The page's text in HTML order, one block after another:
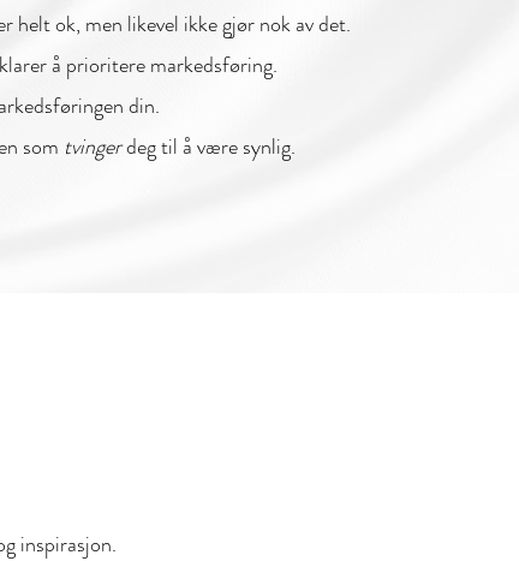
helt ok, men likevel ikke gjør nok av det.
å prioritere markedsføring.
din.
som tvingerdeg til å være synlig.
inspirasjon.